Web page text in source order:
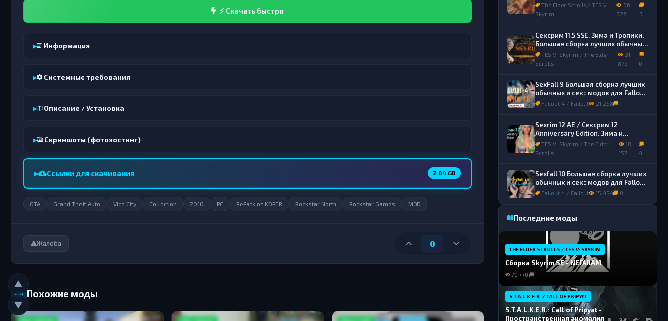
⚡ Скачать быстро
Информация
Системные требования
Описание / Установка
Скриншоты (фотохостинг)
Ссылки для скачивания 2.04 GB
GTA Grand Theft Auto Vice City Collection 2010 PC RePack от KOPER Rockstar North Rockstar Games MOD
Жалоба 0
Похожие моды
лучших обычных и секс модов.
The Elder Scrolls / TES V:
Skyrim
36
826
3
Сексрим 11.5 SSE. Зима и Тропики.
Большая сборка лучших обычных
и секс модов.
TES V: Skyrim / The Elder
Scrolls
31
876
0
SexFall 9 Большая сборка лучших
обычных и секс модов для Fallout
4 Fallout 4 / Fallout 21 258 1
Sexrim 12 AE / Сексрим 12
Anniversary Edition. Зима и
Тропики. Сборка лучших обычных
и секс модов.
TES V: Skyrim / The Elder
Scrolls
18
157
4
Sexfall 10 Большая сборка лучших
обычных и секс модов для Fallout
4 Fallout 4 / Fallout 15 454 0
Последние моды
THE ELDER SCROLLS / TES V: SKYRIM
Сборка Skyrim SE - NEFARAM
70 770 11
S.T.A.L.K.E.R. / CALL OF PRIPYAT
S.T.A.L.K.E.R.: Call of Pripyat -
Пространственная аномалия
▲
▼